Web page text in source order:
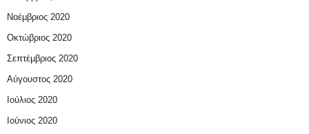
Νοέμβριος 2020
Οκτώβριος 2020
Σεπτέμβριος 2020
Αύγουστος 2020
Ιούλιος 2020
Ιούνιος 2020